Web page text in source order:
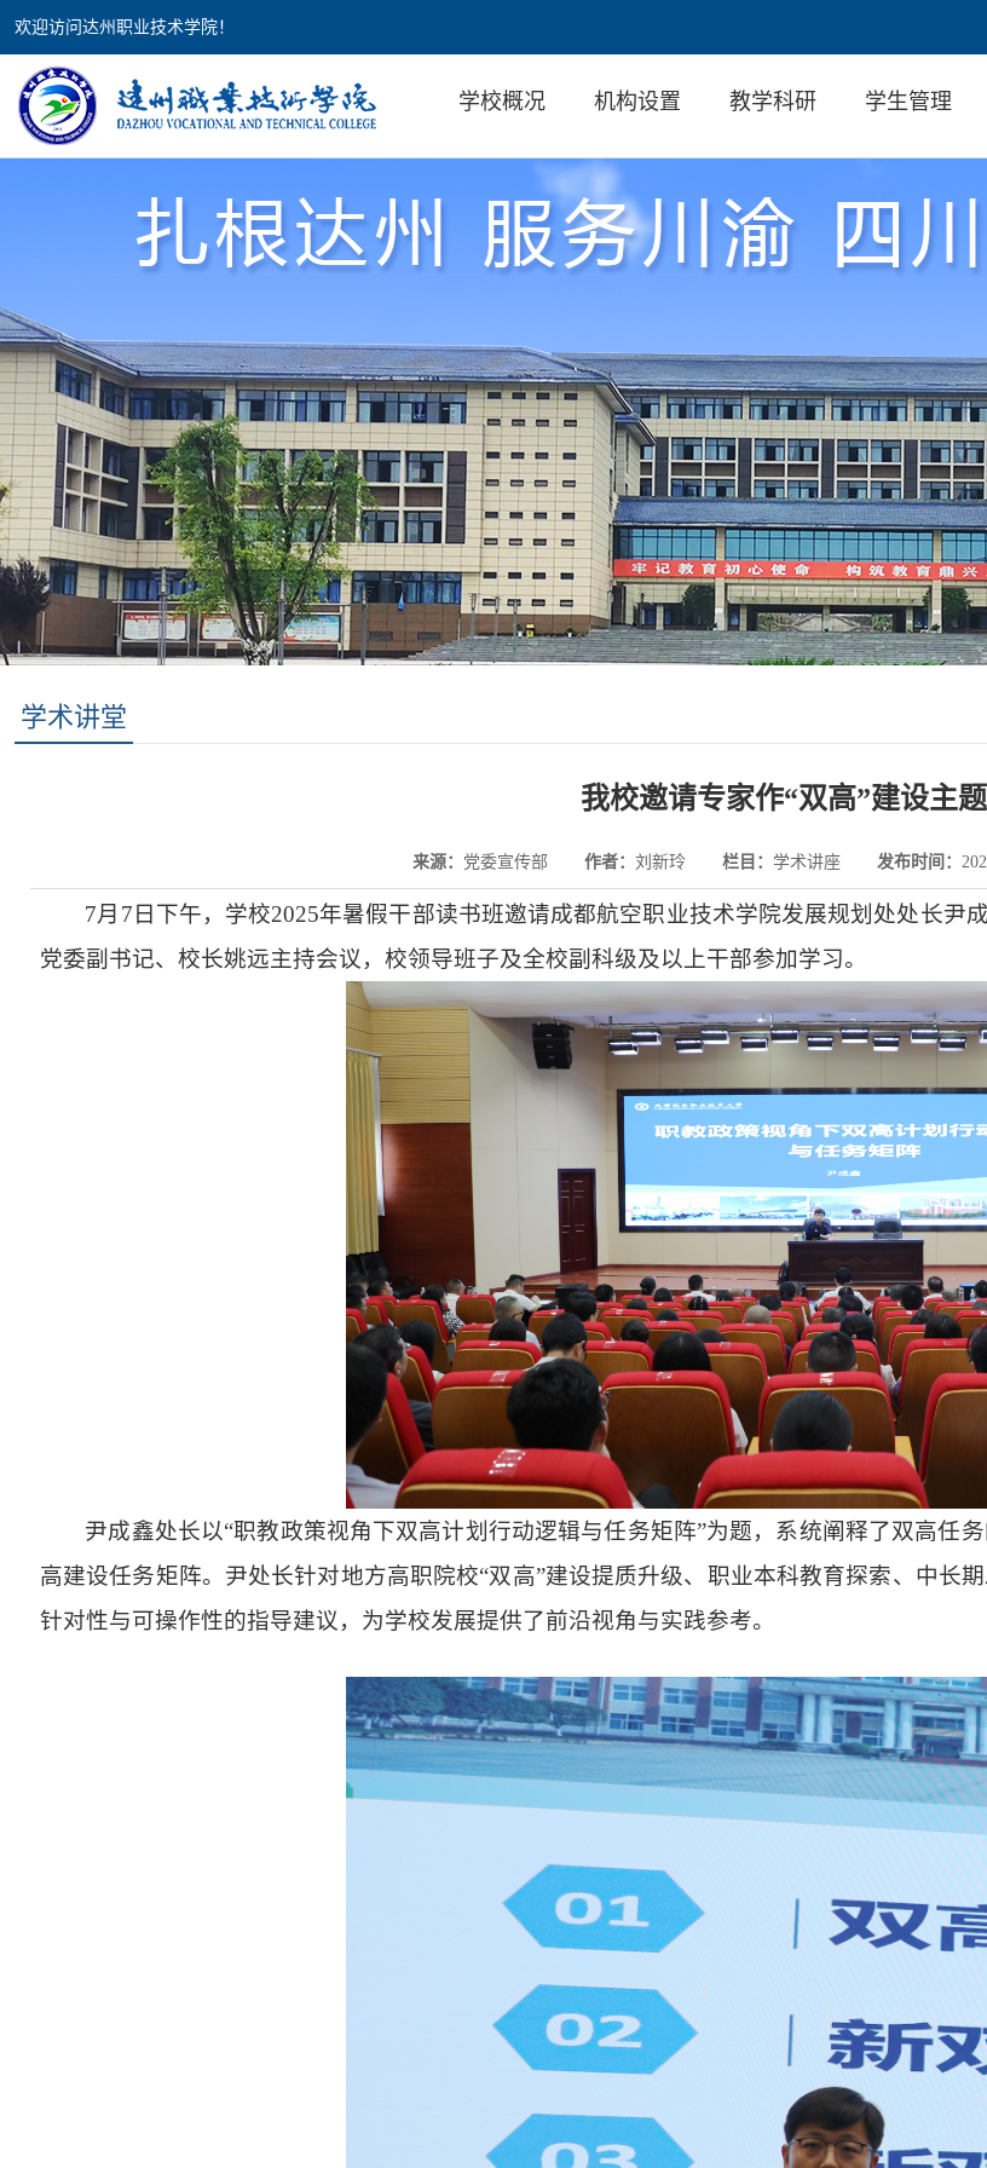
欢迎访问达州职业技术学院！
学校概况 机构设置 教学科研 学生管理
学术讲堂
我校邀请专家作“双高”建设主
来源： 党委宣传部 作者： 刘新玲 栏目： 学术讲座 发布时间：
7月7日下午， 学校2025年暑假干部读书班邀请成都航空职业技术学院发展规划处处长尹
党委副书记、校长姚远主持会议，校领导班子及全校副科级及以上干部参加学习。
尹成鑫处长以“职教政策视角下双高计划行动逻辑与任务矩阵”为题，系统阐释了双高任
高建设任务矩阵。尹处长针对地方高职院校“双高”建设提质升级、职业本科教育探索、中长
针对性与可操作性的指导建议，为学校发展提供了前沿视角与实践参考。